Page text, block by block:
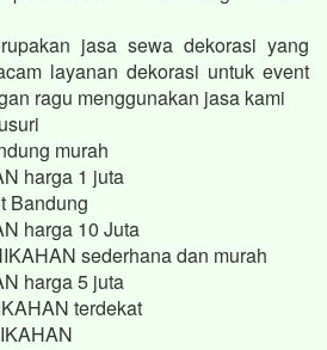
jasa sewa dekorasi yang
layanan dekorasi untuk event
ragu menggunakan jasa kami
murah
harga 1 juta
Bandung
harga 10 Juta
sederhana dan murah
harga 5 juta
terdekat